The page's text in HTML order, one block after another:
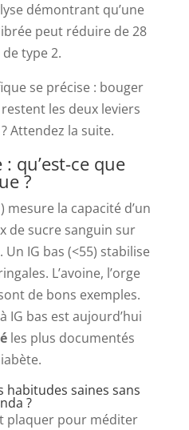
démontrant qu’une
peut réduire de 28
type 2.
se précise : bouger
les deux leviers
Attendez la suite.
qu’est-ce que
?
mesure la capacité d’un
de sucre sanguin sur
Un IG bas (<55) stabilise
L’avoine, l’orge
de bons exemples.
IG bas est aujourd’hui
les plus documentés
saines sans
?
plaquer pour méditer